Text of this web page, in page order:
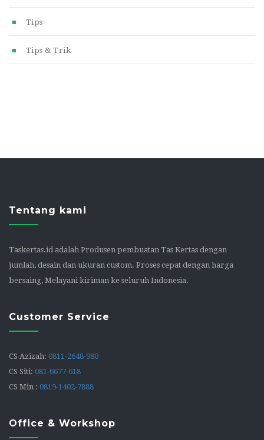
Tips
Tips & Trik
Tentang kami
Taskertas.id adalah Produsen pembuatan Tas Kertas dengan
jumlah, desain dan ukuran custom. Proses cepat dengan harga
bersaing, Melayani kiriman ke seluruh Indonesia.
Customer Service
CS Azizah: 0811-2648-980
CS Siti: 081-6677-618
CS Min : 0819-1402-7888
Office & Workshop